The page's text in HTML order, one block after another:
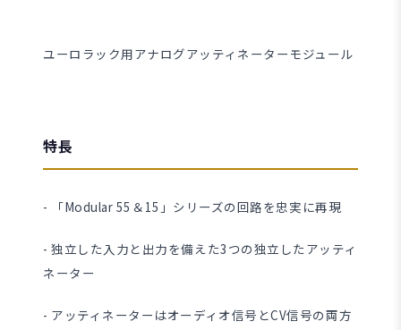
ユーロラック用アナログアッティネーターモジュール
特長
- 「Modular 55＆15」シリーズの回路を忠実に再現
- 独立した入力と出力を備えた3つの独立したアッティ
ネーター
- アッティネーターはオーディオ信号とCV信号の両方